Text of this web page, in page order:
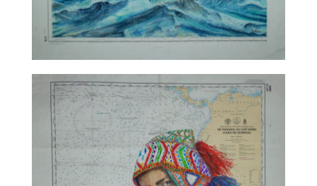
TALC02-11 – Sabine Chautard